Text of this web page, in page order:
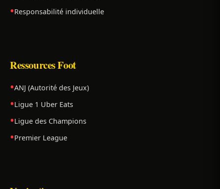
Responsabilité individuelle
Ressources Foot
ANJ (Autorité des Jeux)
Ligue 1 Uber Eats
Ligue des Champions
Premier League